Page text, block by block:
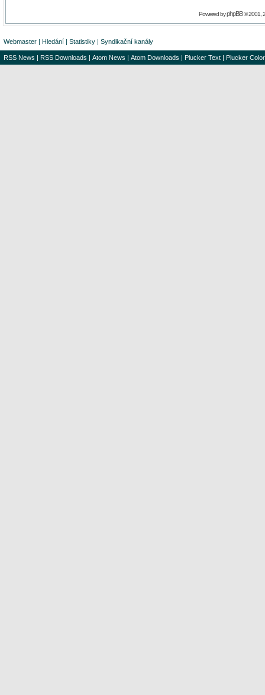
Powered byphpBB© 2001,
Webmaster | Hledání | Statistiky | Syndikační kanály
RSS News | RSS Downloads | Atom News | Atom Downloads | Plucker Text | Plucker Color